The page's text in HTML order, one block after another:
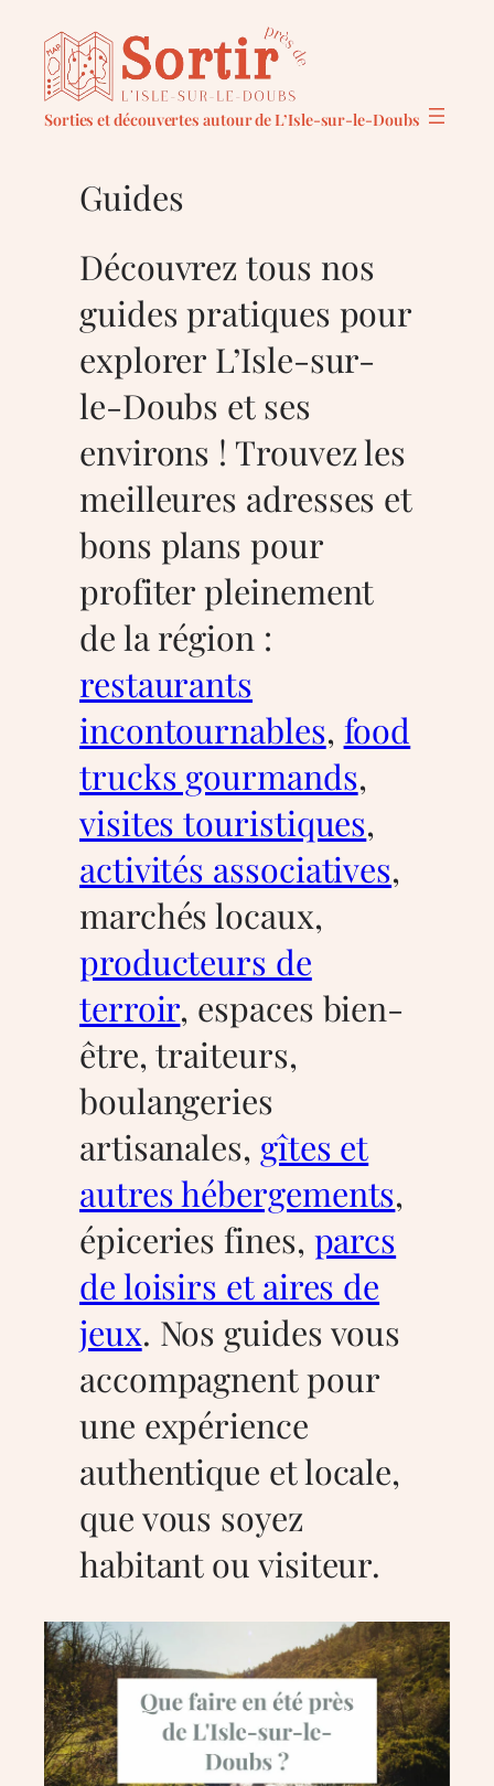
contenu
Sorties et découvertes autour de L’Isle-sur-le-Doubs
Guides
Découvrez tous nos
guides pratiques pour
explorer L’Isle-sur-
le-Doubs et ses
environs ! Trouvez les
meilleures adresses et
bons plans pour
profiter pleinement
de la région :
restaurants
incontournables, food
trucks gourmands,
visites touristiques,
activités associatives,
marchés locaux,
producteurs de
terroir, espaces bien-
être, traiteurs,
boulangeries
artisanales, gîtes et
autres hébergements,
épiceries fines, parcs
de loisirs et aires de
jeux. Nos guides vous
accompagnent pour
une expérience
authentique et locale,
que vous soyez
habitant ou visiteur.